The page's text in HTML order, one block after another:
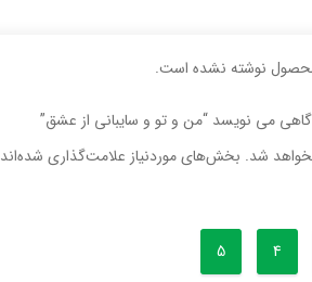
نوشته نشده است.
می نویسد “من و تو و سایبانی از عشق”
شد. بخش‌های موردنیاز علامت‌گذاری شده‌اند
4
5